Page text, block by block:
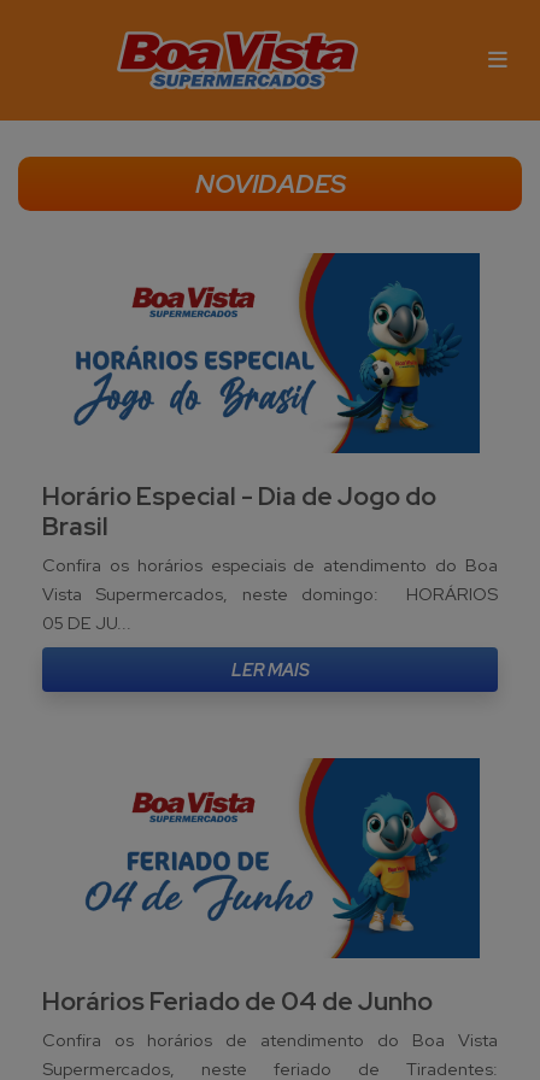
NOVIDADES
Horário Especial - Dia de Jogo do
Brasil
Confira os horários especiais de atendimento do Boa
Vista Supermercados, neste domingo: HORÁRIOS
05 DE JU...
LER MAIS
Horários Feriado de 04 de Junho
Confira os horários de atendimento do Boa Vista
Supermercados, neste feriado de Tiradentes: